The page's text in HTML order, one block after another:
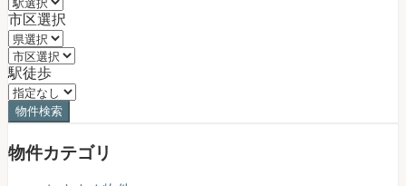
市区選択
駅徒歩
物件カテゴリ